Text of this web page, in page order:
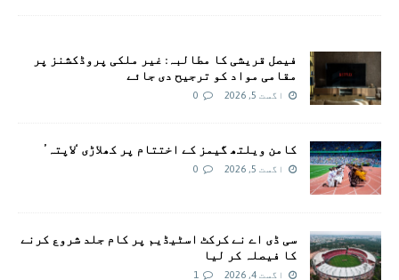
فیصل قریشی کا مطالبہ: غیر ملکی پروڈکشنز پر
مقامی مواد کو ترجیح دی جائے
اگست 5, 2026 0
کامن ویلتھ گیمز کے اختتام پر کھلاڑی ‘لاپتہ’
اگست 5, 2026 0
سی ڈی اے نے کرکٹ اسٹیڈیم پر کام جلد شروع کرنے
کا فیصلہ کر لیا
اگست 4, 2026 1